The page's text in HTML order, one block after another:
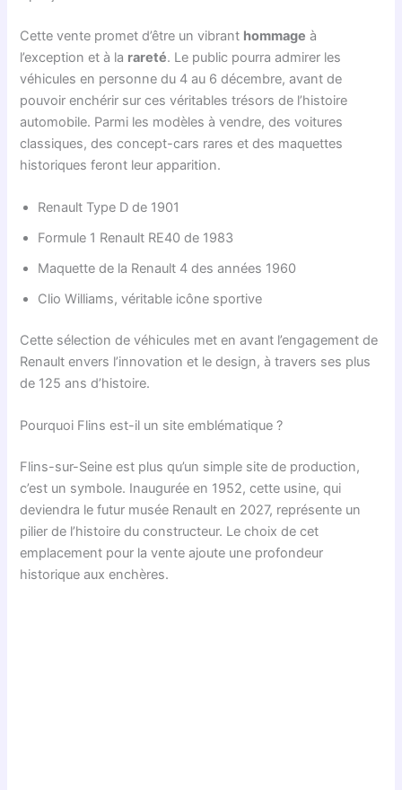
Cette vente promet d’être un vibrant hommage à
l’exception et à la rareté. Le public pourra admirer les
véhicules en personne du 4 au 6 décembre, avant de
pouvoir enchérir sur ces véritables trésors de l’histoire
automobile. Parmi les modèles à vendre, des voitures
classiques, des concept-cars rares et des maquettes
historiques feront leur apparition.
Renault Type D de 1901
Formule 1 Renault RE40 de 1983
Maquette de la Renault 4 des années 1960
Clio Williams, véritable icône sportive
Cette sélection de véhicules met en avant l’engagement de
Renault envers l’innovation et le design, à travers ses plus
de 125 ans d’histoire.
Pourquoi Flins est-il un site emblématique ?
Flins-sur-Seine est plus qu’un simple site de production,
c’est un symbole. Inaugurée en 1952, cette usine, qui
deviendra le futur musée Renault en 2027, représente un
pilier de l’histoire du constructeur. Le choix de cet
emplacement pour la vente ajoute une profondeur
historique aux enchères.